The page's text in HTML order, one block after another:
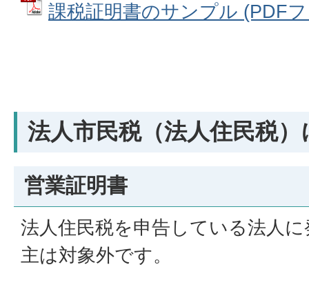
課税証明書のサンプル (PDF
法人市民税（法人住民税
営業証明書
法人住民税を申告している法人
主は対象外です。